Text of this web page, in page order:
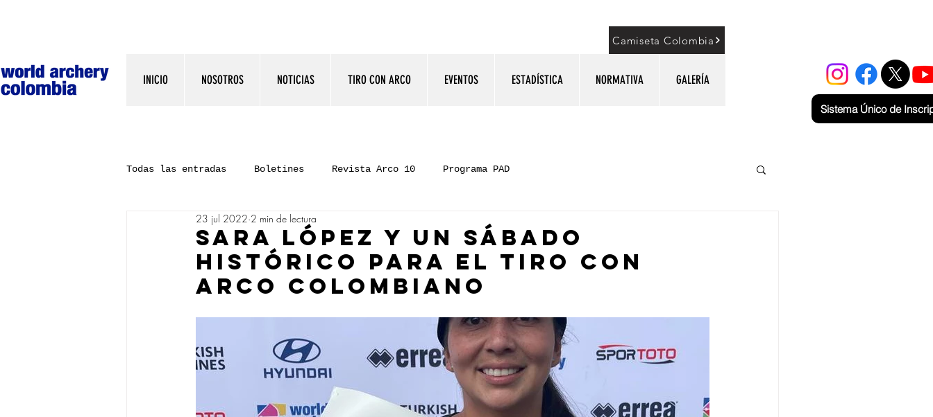
Camiseta Colombia
INICIO NOSOTROS NOTICIAS TIRO CON ARCO EVENTOS ESTADÍSTICA NORMATIVA GALERÍA
Sistema Único de
Todas las entradas Boletines Revista Arco 10 Programa PAD
SARA LÓPEZ Y UN SÁBADO
HISTÓRICO PARA EL TIRO CON
ARCO COLOMBIANO
23 jul 2022 2 min de lectura